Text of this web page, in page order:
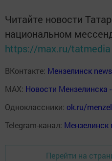
Читайте новости
национальном
https://max.ru/tatmedia
ВКонтакте: Мензелинск
MAX: Новости Мензелинска
Одноклассники: ok.ru/
Telegram-канал: Мензелинск
Перейти на